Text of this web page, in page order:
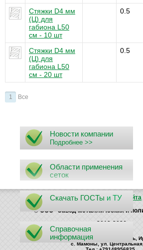
Стяжки D4 мм
(Ц) для
габиона L50
см - 10 шт
0.5
Стяжки D4 мм
(Ц) для
габиона L50
см - 20 шт
0.5
1 Все
Новости компании
Подробнее >>
Области применения
сеток
Скачать ГОСТы и ТУ
Справочная
информация
Поиск
Карта сайта
© ООО "Завод металлических и
2012-2026
Россия, 664535, Иркутская область,
с. Мамоны, ул.